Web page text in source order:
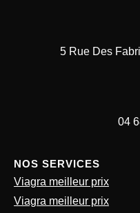
5 Rue Des
04
NOS SERVICES
Viagra meilleur prix
Viagra meilleur prix